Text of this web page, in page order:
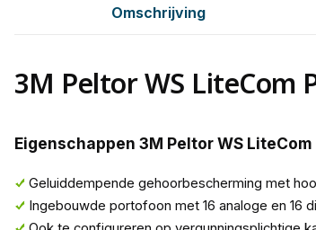
Omschrijving
3M Peltor WS LiteCom
Eigenschappen 3M Peltor WS LiteCom
Geluiddempende gehoorbescherming met
Ingebouwde portofoon met 16 analoge en 16